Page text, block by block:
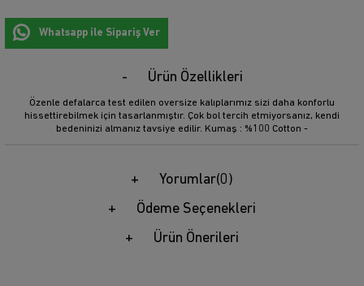
Whatsapp ile Sipariş Ver
Ürün Özellikleri
Özenle defalarca test edilen oversize kalıplarımız sizi daha konforlu
hissettirebilmek için tasarlanmıştır. Çok bol tercih etmiyorsanız, kendi
bedeninizi almanız tavsiye edilir. Kumaş : %100 Cotton -
Yorumlar(0)
Ödeme Seçenekleri
Ürün Önerileri